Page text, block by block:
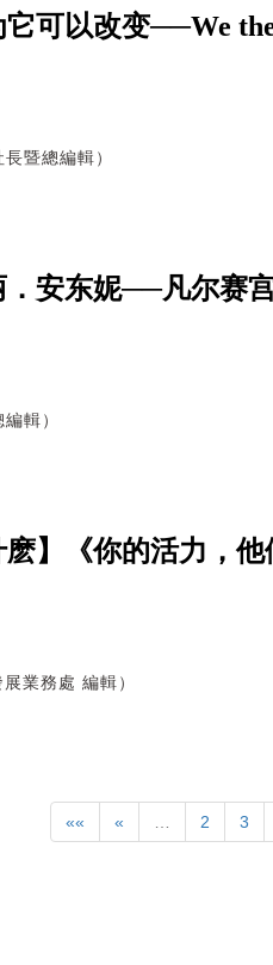
可以改变──We
暨總編輯）
安东妮──凡尔赛
輯）
麽】《你的活力，他
業務處 編輯）
«« « 2 3